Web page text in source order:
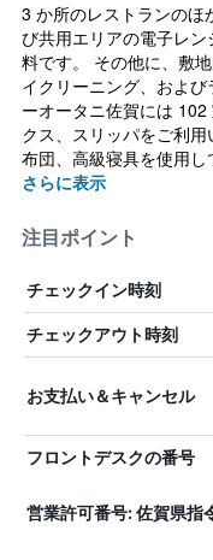
3 か所のレストランのほ
び共用エリアの電子レ
料です。 その他に、敷
イクリーニング、およ
ーオータニ佐賀には
クス、スリッパをご利
布団、高級寝具を使用し
さらに表示
注目ポイント
チェックイン時刻
チェックアウト時刻
お支払い＆キャンセル
フロントデスクの番号
営業許可番号: 佐賀県